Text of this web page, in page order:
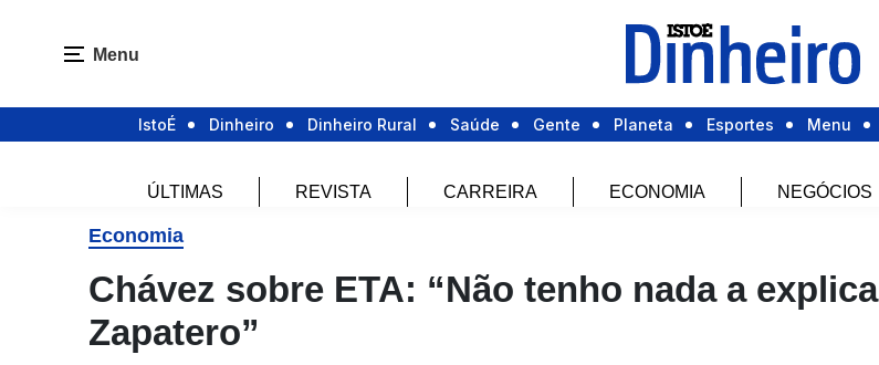
Menu
IstoÉ Dinheiro Dinheiro Rural Saúde Gente Planeta Esportes Menu
ÚLTIMAS REVISTA CARREIRA ECONOMIA NEGÓCIOS
Economia
Chávez sobre ETA: “Não tenho nada a
Zapatero”